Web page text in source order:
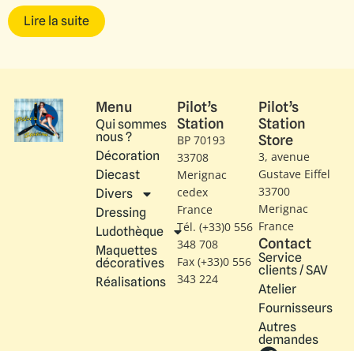
Lire la suite
Menu
Qui sommes
nous ?
Décoration
Diecast
Divers
Dressing
Ludothèque
Maquettes
décoratives
Réalisations
Pilot’s
Station
BP 70193
33708
Merignac
cedex
France
Tél. (+33)0 556
348 708
Fax (+33)0 556
343 224
Pilot’s
Station
Store
3, avenue
Gustave Eiffel​
33700
Merignac
France
Contact
Service
clients / SAV
Atelier
Fournisseurs
Autres
demandes